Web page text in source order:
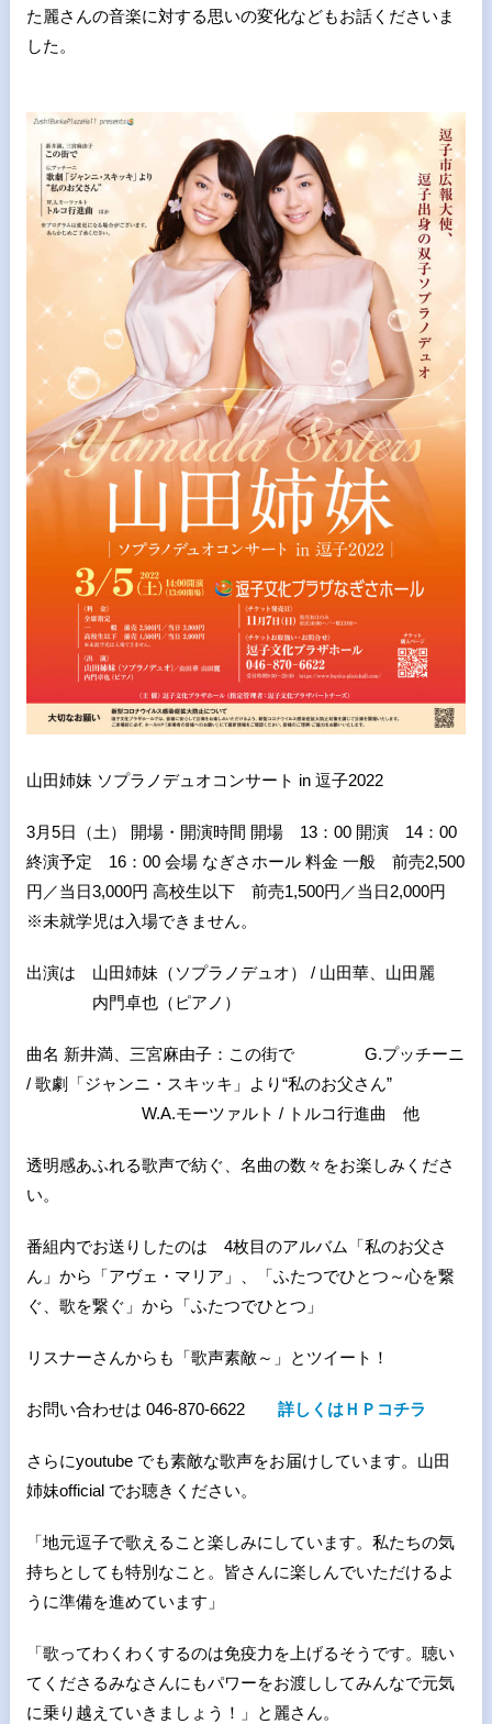
た麗さんの音楽に対する思いの変化などもお話くださいま
した。
山田姉妹 ソプラノデュオコンサート in 逗子2022
3月5日（土） 開場・開演時間 開場 13：00 開演 14：00
終演予定 16：00 会場 なぎさホール 料金 一般 前売2,500
円／当日3,000円 高校生以下 前売1,500円／当日2,000円
※未就学児は入場できません。
出演は 山田姉妹（ソプラノデュオ） / 山田華、山田麗
内門卓也（ピアノ）
曲名 新井満、三宮麻由子：この街で G.プッチーニ
/ 歌劇「ジャンニ・スキッキ」より“私のお父さん”
W.A.モーツァルト / トルコ行進曲 他
透明感あふれる歌声で紡ぐ、名曲の数々をお楽しみくださ
い。
番組内でお送りしたのは 4枚目のアルバム「私のお父さ
ん」から「アヴェ・マリア」、「ふたつでひとつ～心を繋
ぐ、歌を繋ぐ」から「ふたつでひとつ」
リスナーさんからも「歌声素敵～」とツイート！
お問い合わせは 046-870-6622 詳しくはＨＰコチラ
さらにyoutube でも素敵な歌声をお届けしています。山田
姉妹official でお聴きください。
「地元逗子で歌えること楽しみにしています。私たちの気
持ちとしても特別なこと。皆さんに楽しんでいただけるよ
うに準備を進めています」
「歌ってわくわくするのは免疫力を上げるそうです。聴い
てくださるみなさんにもパワーをお渡ししてみんなで元気
に乗り越えていきましょう！」と麗さん。